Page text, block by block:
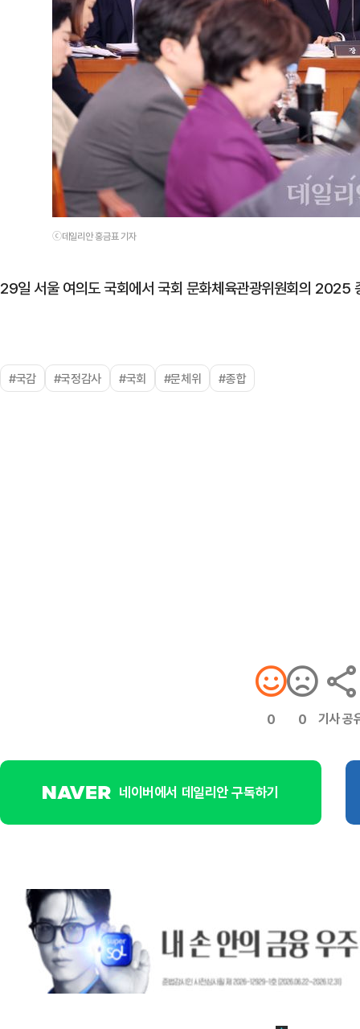
ⓒ데일리안 홍금표 기자
29일 서울 여의도 국회에서 국회 문화체육관광위원회의 2025
#국감 #국정감사 #국회 #문체위 #종합
0 0 기사 공
네이버에서 데일리안 구독하기